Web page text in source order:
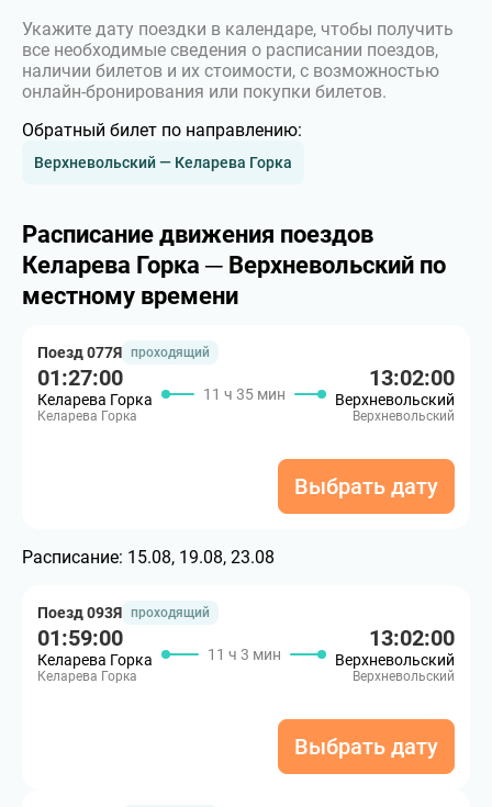
Укажите дату поездки в календаре, чтобы получить
все необходимые сведения о расписании поездов,
наличии билетов и их стоимости, с возможностью
онлайн-бронирования или покупки билетов.
Обратный билет по направлению:
Верхневольский — Келарева Горка
Расписание движения поездов
Келарева Горка ─ Верхневольский по
местному времени
Поезд 077Я проходящий
01:27:00
Келарева Горка
Келарева Горка
11 ч 35 мин
13:02:00
Верхневольский
Верхневольский
Выбрать дату
Расписание: 15.08, 19.08, 23.08
Поезд 093Я проходящий
01:59:00
Келарева Горка
Келарева Горка
11 ч 3 мин
13:02:00
Верхневольский
Верхневольский
Выбрать дату